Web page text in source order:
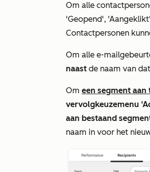
Om alle
'Geopend', 'Aangeklikt'
Contactpersonen
Om alle e-
naast de naam van
Om een segment aan
vervolgkeuzemenu
aan bestaand
naam in voor het